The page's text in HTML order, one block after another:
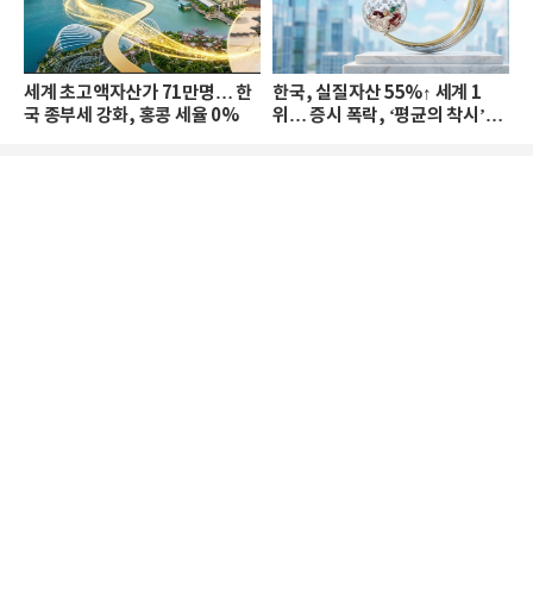
세계 초고액자산가 71만명… 한
국 종부세 강화, 홍콩 세율 0%
한국, 실질자산 55%↑ 세계 1
위… 증시 폭락, ‘평균의 착시’와